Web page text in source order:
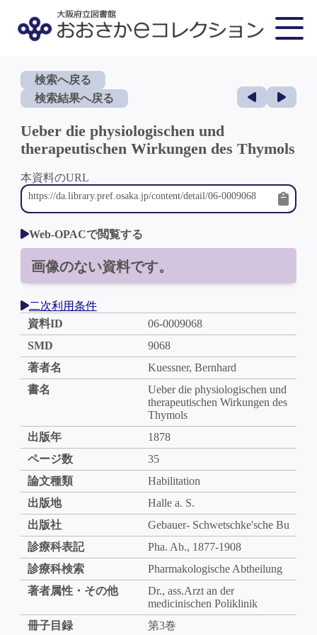
検索へ戻る
検索結果へ戻る
Ueber die physiologischen und
therapeutischen Wirkungen des Thymols
本資料のURL
Web-OPACで閲覧する
画像のない資料です。
二次利用条件
資料ID
06-0009068
SMD
9068
著者名
Kuessner, Bernhard
書名
Ueber die physiologischen und
therapeutischen Wirkungen des
Thymols
出版年
1878
ページ数
35
論文種類
Habilitation
出版地
Halle a. S.
出版社
Gebauer- Schwetschke'sche Bu
診療科表記
Pha. Ab., 1877-1908
診療科検索
Pharmakologische Abtheilung
著者属性・その他
Dr., ass.Arzt an der
medicinischen Poliklinik
冊子目録
第3巻